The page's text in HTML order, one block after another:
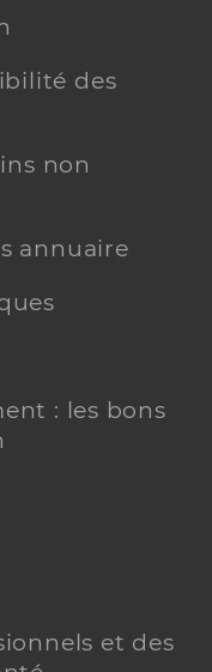
des
non
annuaire
: les bons
et des